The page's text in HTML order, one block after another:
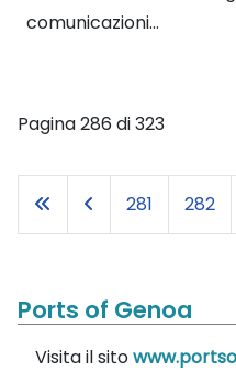
comunicazioni...
Pagina 286 di 323
281 282
Ports of Genoa
Visita il sito